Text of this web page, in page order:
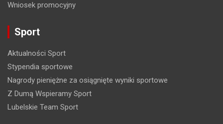
Wniosek promocyjny
Sport
Aktualności Sport
Stypendia sportowe
Nagrody pieniężne za osiągnięte wyniki sportowe
Z Dumą Wspieramy Sport
Lubelskie Team Sport